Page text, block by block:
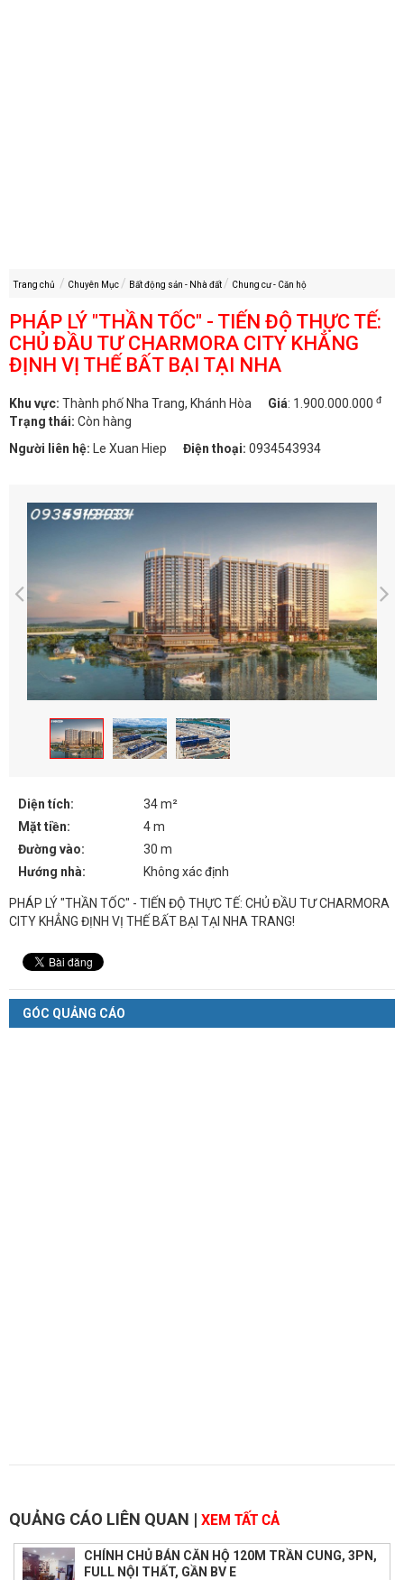
Trang chủ Chuyên Mục Bất động sản - Nhà đất Chung cư - Căn hộ
PHÁP LÝ "THẦN TỐC" - TIẾN ĐỘ THỰC TẾ:
CHỦ ĐẦU TƯ CHARMORA CITY KHẲNG
ĐỊNH VỊ THẾ BẤT BẠI TẠI NHA
Khu vực: Thành phố Nha Trang, Khánh Hòa Giá: 1.900.000.000 đ
Trạng thái: Còn hàng
Người liên hệ: Le Xuan Hiep Điện thoại: 0934543934
Diện tích:
34 m²
Mặt tiền:
4 m
Đường vào:
30 m
Hướng nhà:
Không xác định
PHÁP LÝ "THẦN TỐC" - TIẾN ĐỘ THỰC TẾ: CHỦ ĐẦU TƯ CHARMORA
CITY KHẲNG ĐỊNH VỊ THẾ BẤT BẠI TẠI NHA TRANG!
GÓC QUẢNG CÁO
QUẢNG CÁO LIÊN QUAN | XEM TẤT CẢ
CHÍNH CHỦ BÁN CĂN HỘ 120M TRẦN CUNG, 3PN,
FULL NỘI THẤT, GẦN BV E